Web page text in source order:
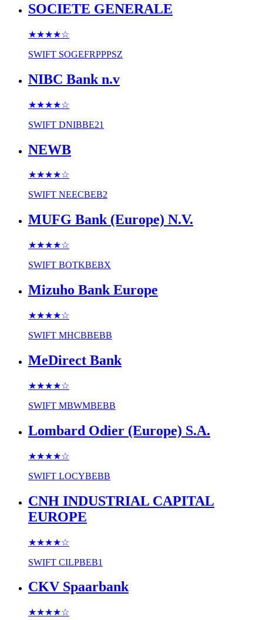
SOCIETE GENERALE
★★★★☆
SWIFT SOGEFRPPPSZ
NIBC Bank n.v
★★★★☆
SWIFT DNIBBE21
NEWB
★★★★☆
SWIFT NEECBEB2
MUFG Bank (Europe) N.V.
★★★★☆
SWIFT BOTKBEBX
Mizuho Bank Europe
★★★★☆
SWIFT MHCBBEBB
MeDirect Bank
★★★★☆
SWIFT MBWMBEBB
Lombard Odier (Europe) S.A.
★★★★☆
SWIFT LOCYBEBB
CNH INDUSTRIAL CAPITAL
EUROPE
★★★★☆
SWIFT CILPBEB1
CKV Spaarbank
★★★★☆